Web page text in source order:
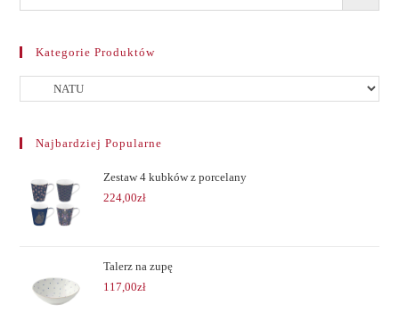
Kategorie Produktów
Najbardziej Popularne
Zestaw 4 kubków z porcelany
224,00zł
Talerz na zupę
117,00zł